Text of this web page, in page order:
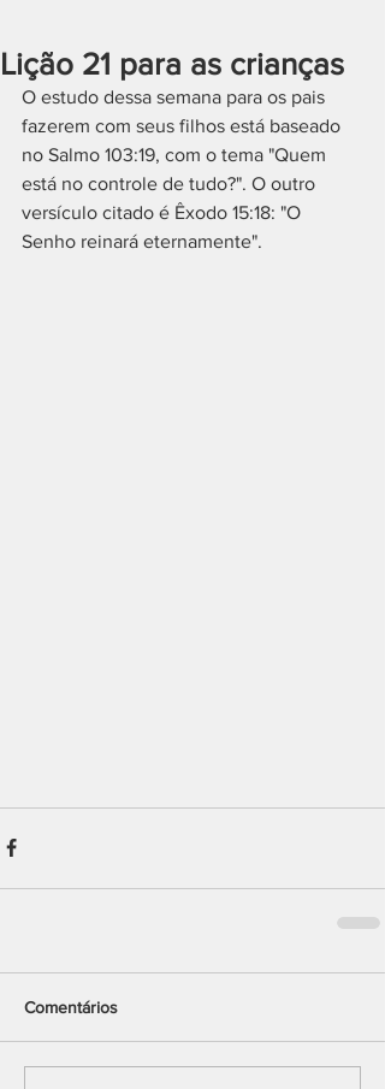
Lição 21 para as crianças
O estudo dessa semana para os pais
fazerem com seus filhos está baseado
no Salmo 103:19, com o tema "Quem
está no controle de tudo?". O outro
versículo citado é Êxodo 15:18: "O
Senho reinará eternamente".
Comentários